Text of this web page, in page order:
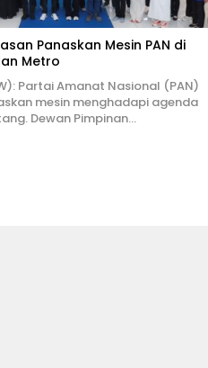
Panaskan Mesin PAN di
Metro
Partai Amanat Nasional (PAN)
mesin menghadapi agenda
Dewan Pimpinan…